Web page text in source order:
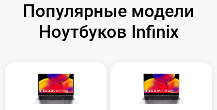
Популярные модели
Ноутбуков Infinix